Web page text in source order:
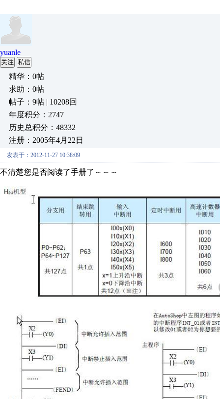
yuanle
关注 私信
精华：0帖
求助：0帖
帖子：9帖 | 10208回
年度积分：2747
历史总积分：48332
注册：2005年4月22日
发表于：2012-11-27 10:38:09
不清楚您是否阅读了手册了～～～